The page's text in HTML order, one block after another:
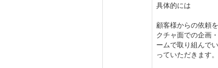
具体的には
顧客様からの依頼
クチャ面での企画
ームで取り組んで
っていただきます。